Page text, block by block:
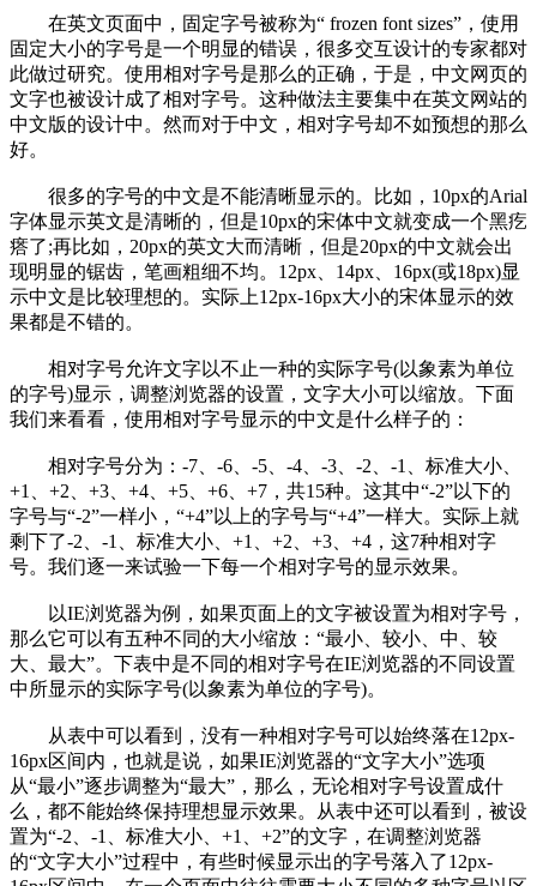
在英文页面中，固定字号被称为“ frozen font sizes”，使用
固定大小的字号是一个明显的错误，很多交互设计的专家都对
此做过研究。使用相对字号是那么的正确，于是，中文网页的
文字也被设计成了相对字号。这种做法主要集中在英文网站的
中文版的设计中。然而对于中文，相对字号却不如预想的那么
好。
很多的字号的中文是不能清晰显示的。比如，10px的Arial
字体显示英文是清晰的，但是10px的宋体中文就变成一个黑疙
瘩了;再比如，20px的英文大而清晰，但是20px的中文就会出
现明显的锯齿，笔画粗细不均。12px、14px、16px(或18px)显
示中文是比较理想的。实际上12px-16px大小的宋体显示的效
果都是不错的。
相对字号允许文字以不止一种的实际字号(以象素为单位
的字号)显示，调整浏览器的设置，文字大小可以缩放。下面
我们来看看，使用相对字号显示的中文是什么样子的：
相对字号分为：-7、-6、-5、-4、-3、-2、-1、标准大小、
+1、+2、+3、+4、+5、+6、+7，共15种。这其中“-2”以下的
字号与“-2”一样小，“+4”以上的字号与“+4”一样大。实际上就
剩下了-2、-1、标准大小、+1、+2、+3、+4，这7种相对字
号。我们逐一来试验一下每一个相对字号的显示效果。
以IE浏览器为例，如果页面上的文字被设置为相对字号，
那么它可以有五种不同的大小缩放：“最小、较小、中、较
大、最大”。下表中是不同的相对字号在IE浏览器的不同设置
中所显示的实际字号(以象素为单位的字号)。
从表中可以看到，没有一种相对字号可以始终落在12px-
16px区间内，也就是说，如果IE浏览器的“文字大小”选项
从“最小”逐步调整为“最大”，那么，无论相对字号设置成什
么，都不能始终保持理想显示效果。从表中还可以看到，被设
置为“-2、-1、标准大小、+1、+2”的文字，在调整浏览器
的“文字大小”过程中，有些时候显示出的字号落入了12px-